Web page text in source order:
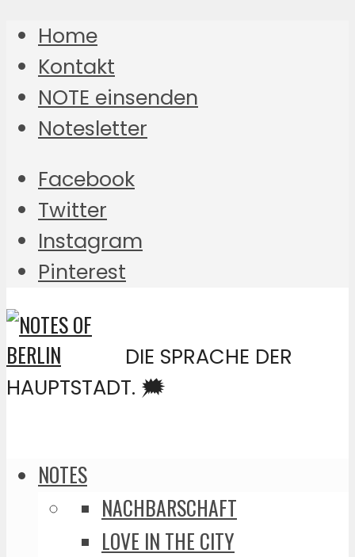
Home
Kontakt
NOTE einsenden
Notesletter
Facebook
Twitter
Instagram
Pinterest
DIE SPRACHE DER
HAUPTSTADT. 🗯️
NOTES
NACHBARSCHAFT
LOVE IN THE CITY